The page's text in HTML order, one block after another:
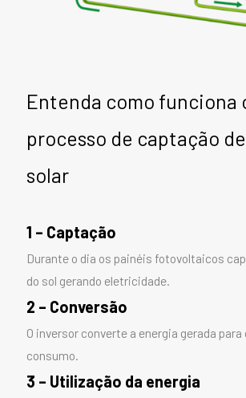
Entenda como funciona
processo de captação
solar
1 – Captação
Durante o dia os painéis fotovoltaicos
do sol gerando eletricidade.
2 – Conversão
O inversor converte a energia gerada para
consumo.
3 – Utilização da energia